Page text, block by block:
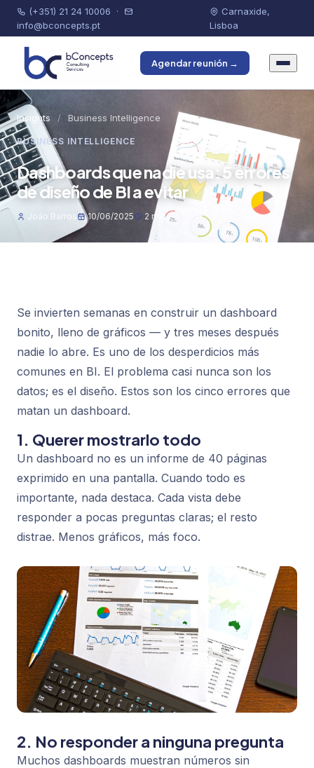
(+351) 21 24 10006 ·
info@bconcepts.pt
Carnaxide,
Lisboa
Agendar reunión →
Insights / Business Intelligence
BUSINESS INTELLIGENCE
Dashboards que nadie usa: 5 errores
de diseño de BI a evitar
João Barros 10/06/2025 2 min
Se invierten semanas en construir un dashboard
bonito, lleno de gráficos — y tres meses después
nadie lo abre. Es uno de los desperdicios más
comunes en BI. El problema casi nunca son los
datos; es el diseño. Estos son los cinco errores que
matan un dashboard.
1. Querer mostrarlo todo
Un dashboard no es un informe de 40 páginas
exprimido en una pantalla. Cuando todo es
importante, nada destaca. Cada vista debe
responder a pocas preguntas claras; el resto
distrae. Menos gráficos, más foco.
2. No responder a ninguna pregunta
Muchos dashboards muestran números sin